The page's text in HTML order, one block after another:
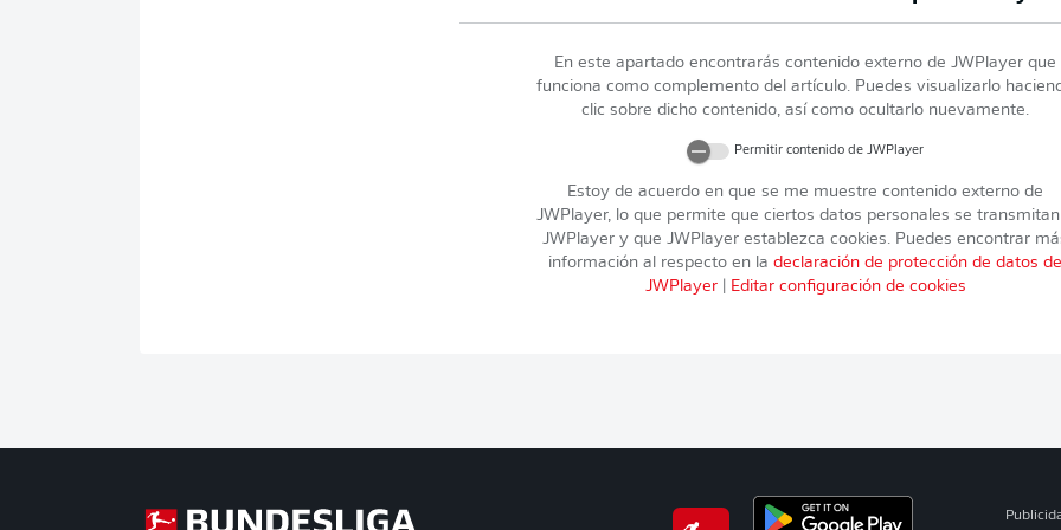
En este apartado encontrarás contenido externo de JWPlayer que
funciona como complemento del artículo. Puedes visualizarlo
clic sobre dicho contenido, así como ocultarlo nuevamente.
Permitir contenido de JWPlayer
Estoy de acuerdo en que se me muestre contenido externo de
JWPlayer, lo que permite que ciertos datos personales se
JWPlayer y que JWPlayer establezca cookies. Puedes encontrar
información al respecto en la declaración de protección de datos de
JWPlayer| Editar configuración de cookies